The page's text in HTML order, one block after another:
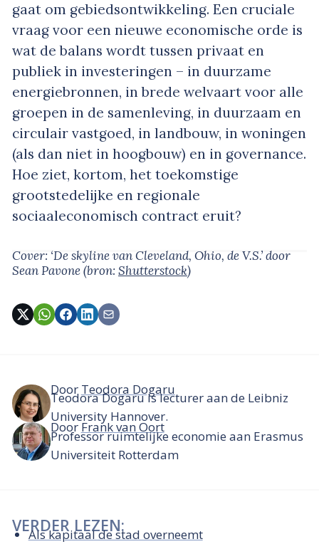
gaat om gebiedsontwikkeling. Een cruciale
vraag voor een nieuwe economische orde is
wat de balans wordt tussen privaat en
publiek in investeringen – in duurzame
energiebronnen, in brede welvaart voor alle
groepen in de samenleving, in duurzaam en
circulair vastgoed, in landbouw, in woningen
(als dan niet in hoogbouw) en in governance.
Hoe ziet, kortom, het toekomstige
grootstedelijke en regionale
sociaaleconomisch contract eruit?
Cover: ‘De skyline van Cleveland, Ohio, de V.S.’door
Sean Pavone(bron: Shutterstock)
Door Teodora Dogaru
Teodora Dogaru is lecturer aan de Leibniz
University Hannover.
Door Frank van Oort
Professor ruimtelijke economie aan Erasmus
Universiteit Rotterdam
VERDER LEZEN:
Als kapitaal de stad overneemt